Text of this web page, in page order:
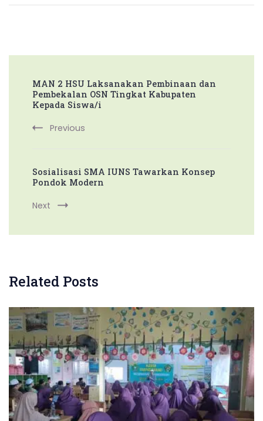
Navigation
MAN 2 HSU Laksanakan Pembinaan dan
Pembekalan OSN Tingkat Kabupaten
Kepada Siswa/i
Previous
Sosialisasi SMA IUNS Tawarkan Konsep
Pondok Modern
Next
Related Posts